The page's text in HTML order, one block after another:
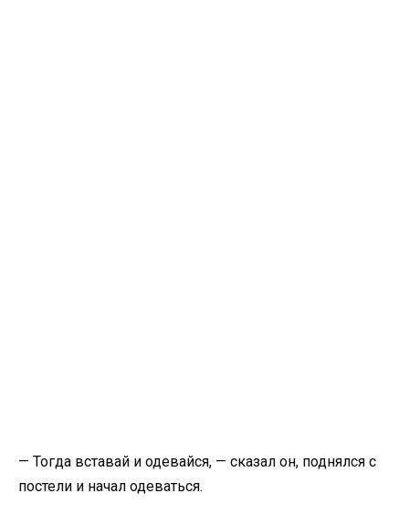
— Тогда вставай и одевайся, — сказал он, поднялся с
постели и начал одеваться.